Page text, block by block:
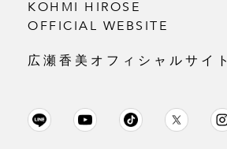
KOHMI HIROSE
OFFICIAL WEBSITE
広瀬香美オフィシャルサイト